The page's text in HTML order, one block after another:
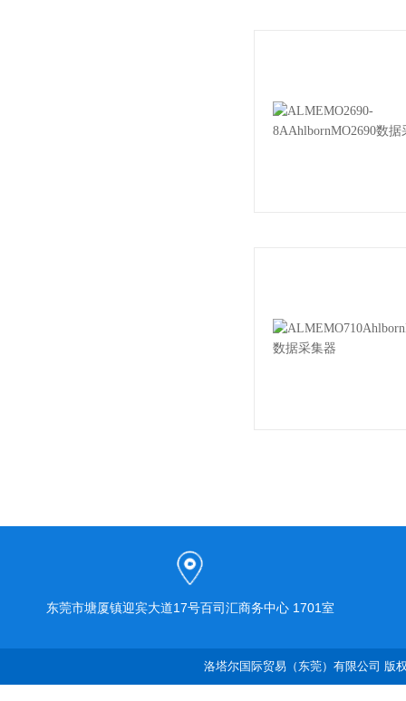
东莞市塘厦镇迎宾大道17号百司汇商务中心 1701室
洛塔尔国际贸易（东莞）有限公司 版